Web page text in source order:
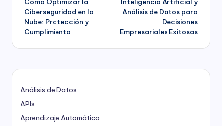
de
entradas
Cómo Optimizar la
Ciberseguridad en la
Nube: Protección y
Cumplimiento
Inteligencia Artificial y
Análisis de Datos para
Decisiones
Empresariales Exitosas
Análisis de Datos
APIs
Aprendizaje Automático